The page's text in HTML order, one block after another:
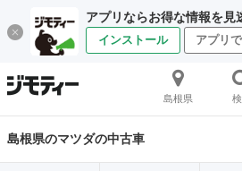
アプリならお得な情報を見
インストール アプリ
島根県
島根県のマツダの中古車